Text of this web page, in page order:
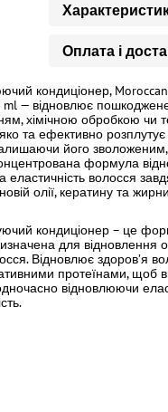
Оплата і
кондиціонер,
— відновлює
хімічною обробкою чи
та ефективно розплутує
його
формула
еластичність волосся
олії, кератину та
кондиціонер – це
для відновлення
Відновлює здоров’я
протеїнами, щоб
відновлюючи